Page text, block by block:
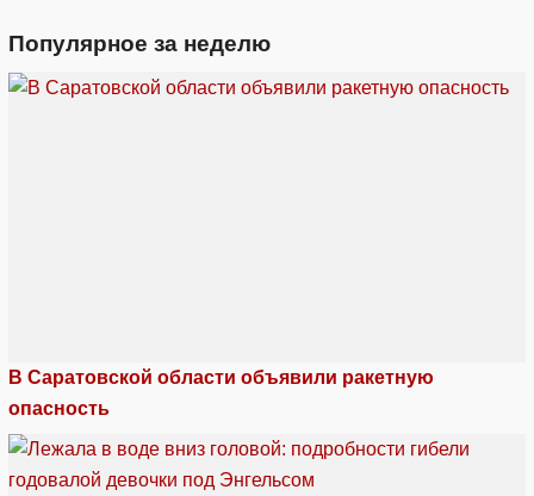
Популярное за неделю
В Саратовской области объявили ракетную
опасность